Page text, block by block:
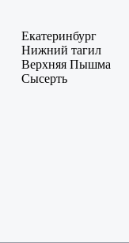
Екатеринбург
Нижний тагил
Верхняя Пышма
Сысерть